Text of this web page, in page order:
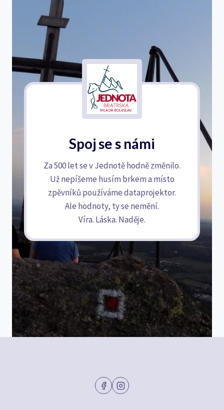
Spoj se s námi
Za 500 let se v Jednotě hodně změnilo.
Už nepíšeme husím brkem a místo
zpěvníků používáme dataprojektor.
Ale hodnoty, ty se nemění.
Víra. Láska. Naděje.